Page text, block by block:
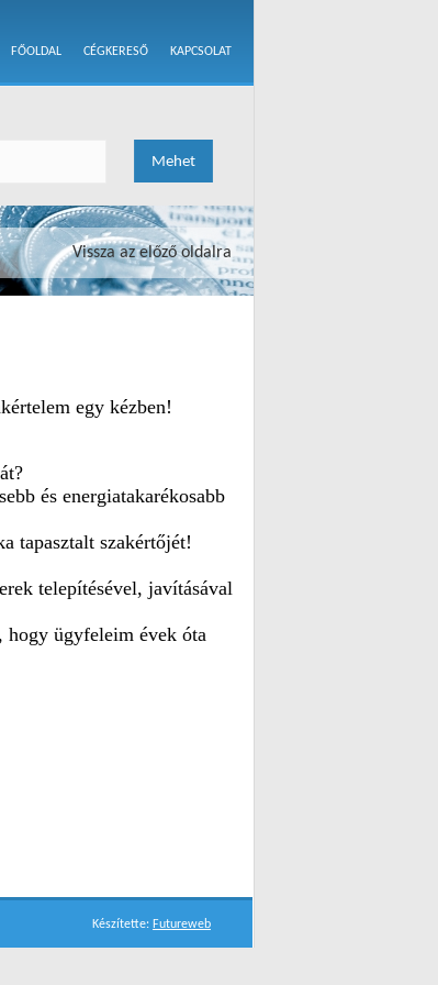
FŐOLDAL CÉGKERESŐ KAPCSOLAT
Vissza az előző oldalra
egy kézben!
és energiatakarékosabb
tapasztalt szakértőjét!
telepítésével, javításával
hogy ügyfeleim évek óta
Készítette: Futureweb